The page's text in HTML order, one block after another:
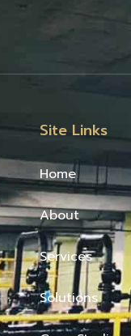
Site Links
Home
About
Services
Solutions